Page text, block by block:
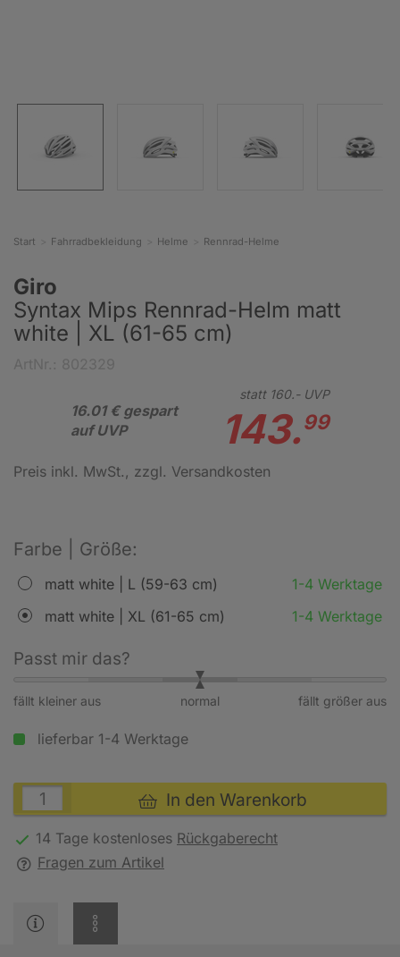
Start Fahrradbekleidung Helme Rennrad-Helme
Giro
Syntax Mips Rennrad-Helm matt
white | XL (61-65 cm)
16.01 € gespart
auf UVP
statt 160.-UVP
143.99
Preis inkl. MwSt., zzgl. Versandkosten
Farbe | Größe:
matt white | L (59-63 cm)
1-4 Werktage
matt white | XL (61-65 cm)
1-4 Werktage
Passt mir das?
fällt kleiner aus fällt größer aus
normal
lieferbar 1-4 Werktage
In den Warenkorb
14 Tage kostenloses Rückgaberecht
Fragen zum Artikel